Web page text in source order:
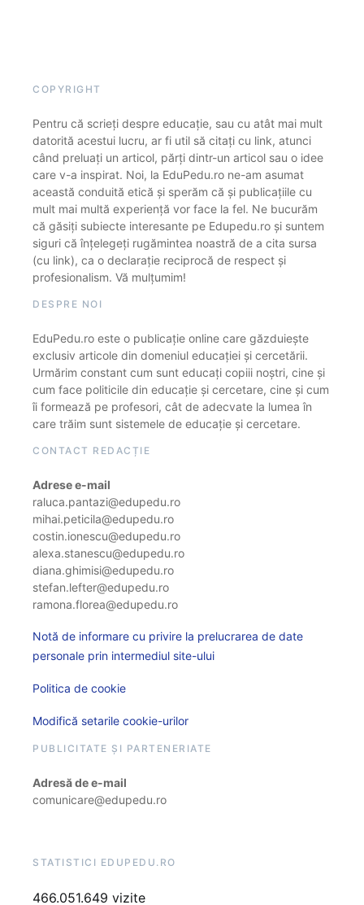
COPYRIGHT
Pentru că scrieți despre educație, sau cu atât mai mult
datorită acestui lucru, ar fi util să citați cu link, atunci
când preluați un articol, părți dintr-un articol sau o idee
care v-a inspirat. Noi, la EduPedu.ro ne-am asumat
această conduită etică și sperăm că și publicațiile cu
mult mai multă experiență vor face la fel. Ne bucurăm
că găsiți subiecte interesante pe Edupedu.ro și suntem
siguri că înțelegeți rugămintea noastră de a cita sursa
(cu link), ca o declarație reciprocă de respect și
profesionalism. Vă mulțumim!
DESPRE NOI
EduPedu.ro este o publicație online care găzduiește
exclusiv articole din domeniul educației și cercetării.
Urmărim constant cum sunt educați copiii noștri, cine și
cum face politicile din educație și cercetare, cine și cum
îi formează pe profesori, cât de adecvate la lumea în
care trăim sunt sistemele de educație și cercetare.
CONTACT REDACȚIE
Adrese e-mail
raluca.pantazi@edupedu.ro
mihai.peticila@edupedu.ro
costin.ionescu@edupedu.ro
alexa.stanescu@edupedu.ro
diana.ghimisi@edupedu.ro
stefan.lefter@edupedu.ro
ramona.florea@edupedu.ro
Notă de informare cu privire la prelucrarea de date
personale prin intermediul site-ului
Politica de cookie
Modifică setarile cookie-urilor
PUBLICITATE ȘI PARTENERIATE
Adresă de e-mail
comunicare@edupedu.ro
STATISTICI EDUPEDU.RO
466.051.649 vizite